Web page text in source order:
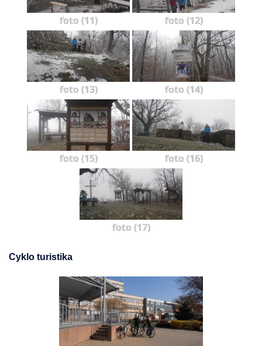
foto (11) foto (12)
foto (13) foto (14)
foto (15) foto (16)
foto (17)
Cyklo turistika